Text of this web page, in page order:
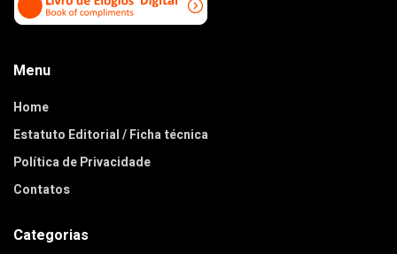
Menu
Home
Estatuto Editorial / Ficha técnica
Política de Privacidade
Contatos
Categorias